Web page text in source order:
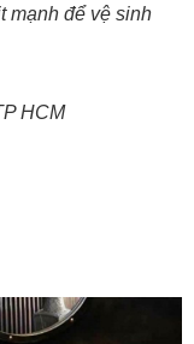
mạnh để vệ sinh
HCM